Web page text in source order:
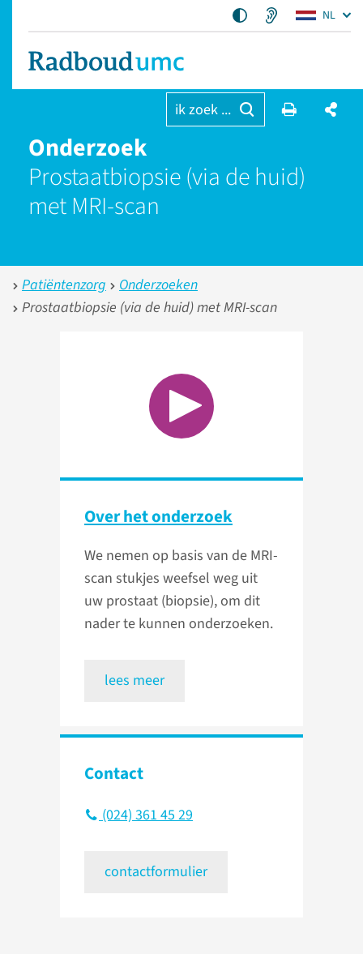
NL
ik zoek ...
Onderzoek
Prostaatbiopsie (via de huid)
met MRI-scan
Patiëntenzorg
Onderzoeken
Prostaatbiopsie (via de huid) met MRI-scan
Over het onderzoek
We nemen op basis van de MRI-
scan stukjes weefsel weg uit
uw prostaat (biopsie), om dit
nader te kunnen onderzoeken.
lees meer
Contact
(024) 361 45 29
contactformulier